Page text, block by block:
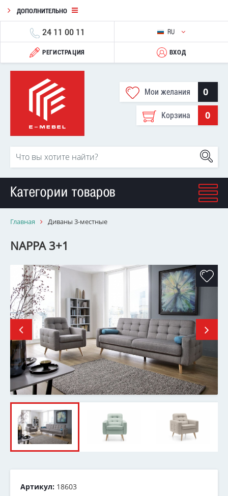
ДОПОЛНИТЕЛЬНО
24 11 00 11 RU
РЕГИСТРАЦИЯ ВХОД
Мои желания 0
Корзина 0
Категории товаров
Главная Диваны 3-местные
NAPPA 3+1
Артикул: 18603